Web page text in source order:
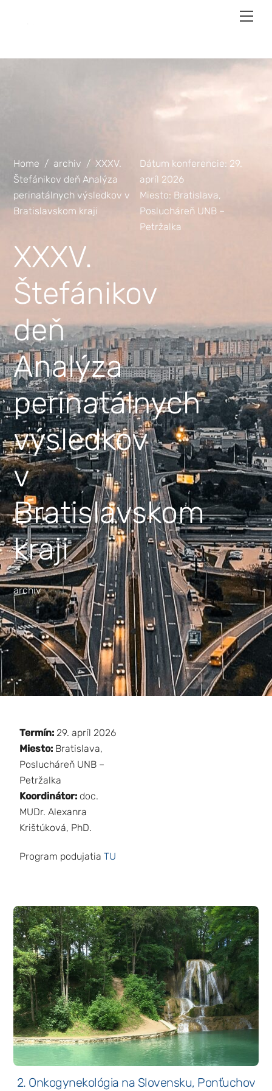
Home / archiv / XXXV.
Štefánikov deň Analýza
perinatálnych výsledkov v
Bratislavskom kraji
XXXV.
Štefánikov
deň
Analýza
perinatálnych
výsledkov
v
Bratislavskom
kraji
archiv
Dátum konferencie: 29.
apríl 2026
Miesto: Bratislava,
Poslucháreň UNB –
Petržalka
Termín: 29. apríl 2026
Miesto: Bratislava,
Poslucháreň UNB –
Petržalka
Koordinátor: doc.
MUDr. Alexanra
Krištúková, PhD.
Program podujatiaTU
2. Onkogynekológia na Slovensku, Ponťuchov